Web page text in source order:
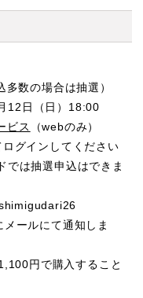
数の場合は抽選）
12日（日）18:00
ビス
（webのみ）
グインしてください
では抽選申込はできま
ールにて通知しま
円で購入すること